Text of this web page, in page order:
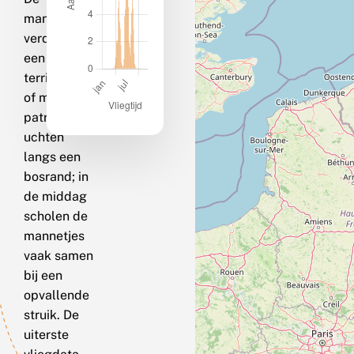
mannetjes
verdedigen
een
territorium
of maken
patrouillevl
uchten
langs een
bosrand; in
de middag
scholen de
mannetjes
vaak samen
bij een
opvallende
struik. De
uiterste